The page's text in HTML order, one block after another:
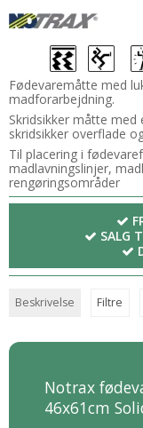
Fødevaremåtte med
madforarbejdning.
Skridsikker måtte
skridsikker overflade
Til placering i
madlavningslinjer,
rengøringsområder
SALG
Beskrivelse Filtre
Notrax
46x61cm